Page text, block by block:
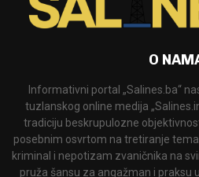
O
Informativni portal „Salines.ba“
tuzlanskog online medija
tradiciju beskrupulozne
posebnim osvrtom na tretiranje
kriminal i nepotizam zvaničnika na
pruža šansu za angažman i praksu